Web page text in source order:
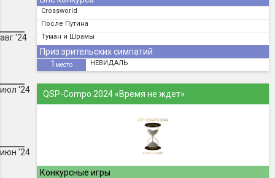
авг '24
июл '24
июн '24
Crossworld
После Путина
Туман и Шрамы
Приз зрительских симпатий
1 место НЕВИДАЛЬ
QSP-Compo 2024 «Время не ждет»
Конкурсные игры